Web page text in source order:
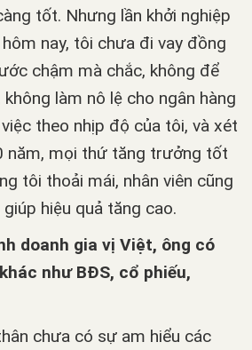
tốt. Nhưng lần khởi nghiệp
nay, tôi chưa đi vay đồng
chậm mà chắc, không để
làm nô lệ cho ngân hàng
theo nhịp độ của tôi, và xét
năm, mọi thứ tăng trưởng tốt
tôi thoải mái, nhân viên cũng
hiệu quả tăng cao.
doanh gia vị Việt, ông có
như BĐS, cổ phiếu,
chưa có sự am hiểu các